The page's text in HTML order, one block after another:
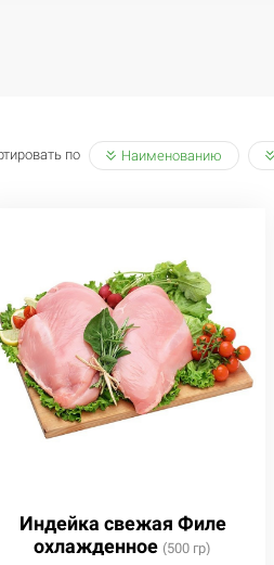
по Наименованию
Индейка свежая Филе
охлажденное (500 гр)